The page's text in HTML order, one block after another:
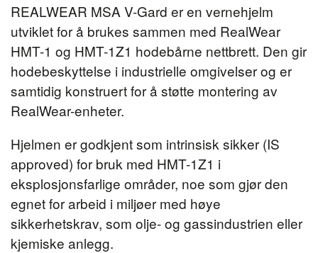
REALWEAR MSA V-Gard er en vernehjelm
utviklet for å brukes sammen med RealWear
HMT-1 og HMT-1Z1 hodebårne nettbrett. Den gir
hodebeskyttelse i industrielle omgivelser og er
samtidig konstruert for å støtte montering av
RealWear-enheter.
Hjelmen er godkjent som intrinsisk sikker (IS
approved) for bruk med HMT-1Z1 i
eksplosjonsfarlige områder, noe som gjør den
egnet for arbeid i miljøer med høye
sikkerhetskrav, som olje- og gassindustrien eller
kjemiske anlegg.